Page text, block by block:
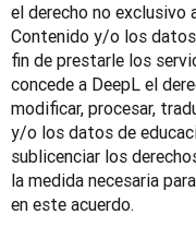
el derecho no exclusivo
Contenido y/o los
fin de prestarle los
concede a DeepL el
modificar, procesar,
y/o los datos de
sublicenciar los
la medida necesaria
en este acuerdo.